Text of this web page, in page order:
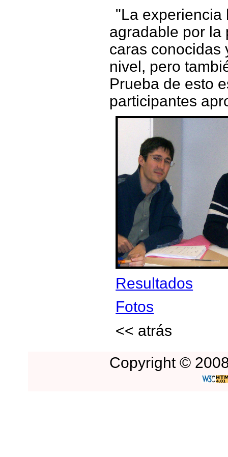
"La experiencia
agradable por la
caras conocidas
nivel, pero
Prueba de esto
participantes
Resultados
Fotos
<< atrás
Copyright ©